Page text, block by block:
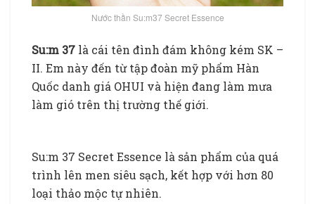
Nước thần Su:m37 Secret Essence
Su:m 37 là cái tên đình đám không kém SK –
II. Em này đến từ tập đoàn mỹ phẩm Hàn
Quốc danh giá OHUI và hiện đang làm mưa
làm gió trên thị trường thế giới.
Su:m 37 Secret Essence là sản phẩm của quá
trình lên men siêu sạch, kết hợp với hơn 80
loại thảo mộc tự nhiên.